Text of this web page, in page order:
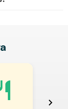
chevron_right